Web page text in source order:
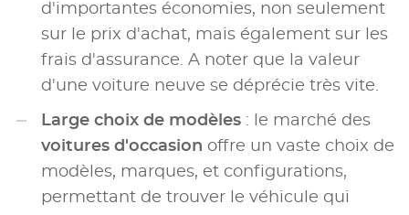
d'importantes économies, non seulement
sur le prix d'achat, mais également sur les
frais d'assurance. A noter que la valeur
d'une voiture neuve se déprécie très vite.
Large choix de modèles : le marché des
voitures d'occasion offre un vaste choix de
modèles, marques, et configurations,
permettant de trouver le véhicule qui